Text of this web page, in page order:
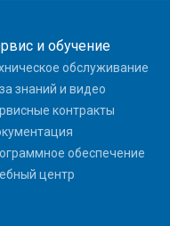
и обучение
обслуживание
знаний и видео
контракты
обеспечение
центр